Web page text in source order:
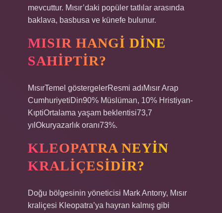
mevcuttur. Mısır’daki popüler tatlılar arasında
baklava, basbusa ve künefe bulunur.
MISIR HANGI DINE
SAHIPTIR?
MısırTemel göstergelerResmi adıMısır Arap
CumhuriyetiDin90% Müslüman, 10% Hristiyan-
KıptiOrtalama yaşam beklentisi73,7
yılOkuryazarlık oranı73%.
KLEOPATRA NEYIN
KRALIÇESIDIR?
Doğu bölgesinin yöneticisi Mark Antony, Mısır
kraliçesi Kleopatra’ya hayran kalmış gibi